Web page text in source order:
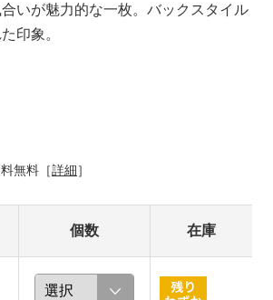
いが魅力的な一枚。バックスタイル
印象。
無料［詳細 ］
個数 在庫